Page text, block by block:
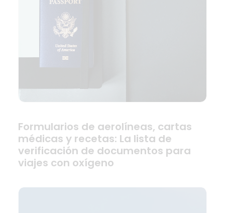
Formularios de aerolíneas, cartas
médicas y recetas: La lista de
verificación de documentos para
viajes con oxígeno